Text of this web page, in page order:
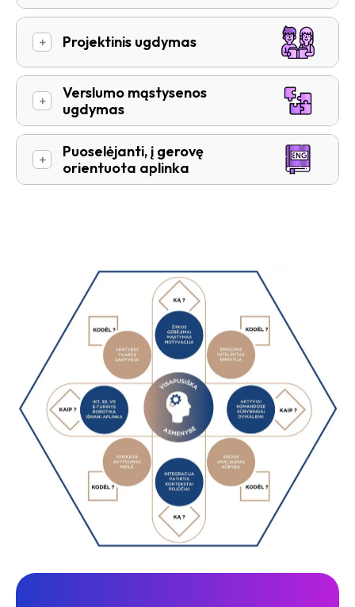
+ Projektinis ugdymas
+
Verslumo mąstysenos
ugdymas
+
Puoselėjanti, į gerovę
orientuota aplinka